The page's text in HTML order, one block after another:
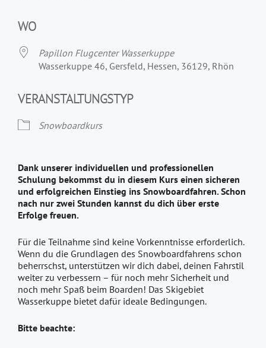
WO
Papillon Flugcenter Wasserkuppe
Wasserkuppe 46, Gersfeld, Hessen, 36129, Rhön
VERANSTALTUNGSTYP
Snowboardkurs
Dank unserer individuellen und professionellen
Schulung bekommst du in diesem Kurs einen sicheren
und erfolgreichen Einstieg ins Snowboardfahren. Schon
nach nur zwei Stunden kannst du dich über erste
Erfolge freuen.
Für die Teilnahme sind keine Vorkenntnisse erforderlich.
Wenn du die Grundlagen des Snowboardfahrens schon
beherrschst, unterstützen wir dich dabei, deinen Fahrstil
weiter zu verbessern – für noch mehr Sicherheit und
noch mehr Spaß beim Boarden! Das Skigebiet
Wasserkuppe bietet dafür ideale Bedingungen.
Bitte beachte: